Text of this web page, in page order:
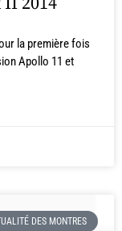
la première fois
Apollo 11 et
DES MONTRES